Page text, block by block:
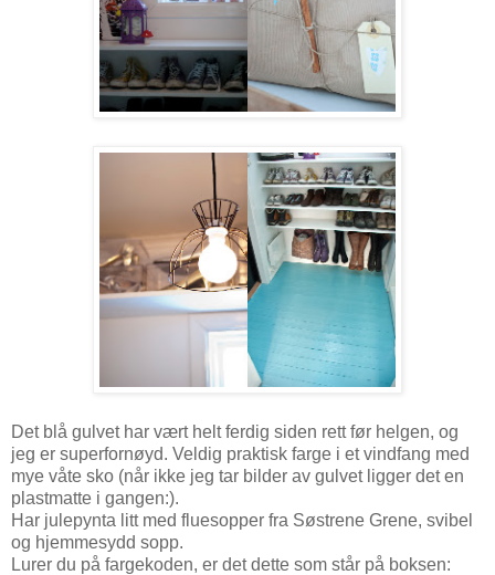
Det blå gulvet har vært helt ferdig siden rett før helgen, og
jeg er superfornøyd. Veldig praktisk farge i et vindfang med
mye våte sko (når ikke jeg tar bilder av gulvet ligger det en
plastmatte i gangen:).
Har julepynta litt med fluesopper fra Søstrene Grene, svibel
og hjemmesydd sopp.
Lurer du på fargekoden, er det dette som står på boksen: